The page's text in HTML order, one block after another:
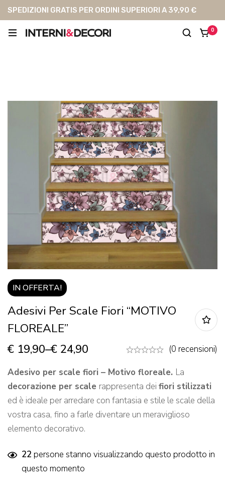
SPEDIZIONI GRATIS PER ORDINI SUPERIORI A 39,90 €
0
IN OFFERTA!
Adesivi Per Scale Fiori “MOTIVO
FLOREALE”
€ 19,90–€ 24,90
(0 recensioni)
Adesivo per scale fiori – Motivo floreale. La
decorazione per scale rappresenta dei fiori stilizzati
ed è ideale per arredare con fantasia e stile le scale della
vostra casa, fino a farle diventare un meraviglioso
elemento decorativo.
22 persone stanno visualizzando questo prodotto in
questo momento